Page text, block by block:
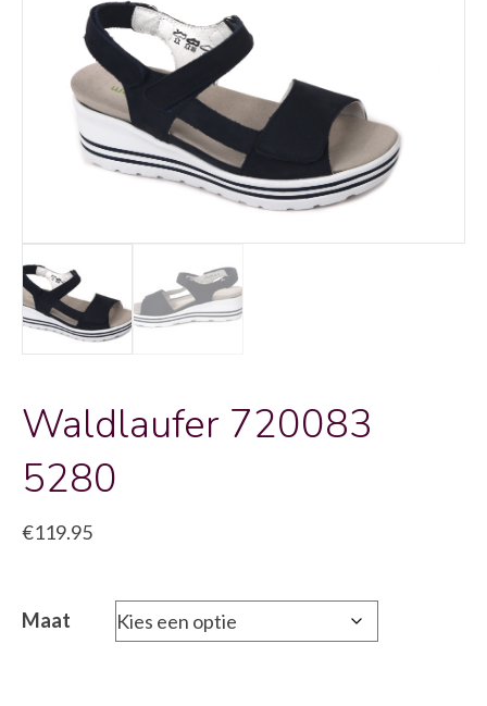
Waldlaufer 720083
5280
€119.95
Maat